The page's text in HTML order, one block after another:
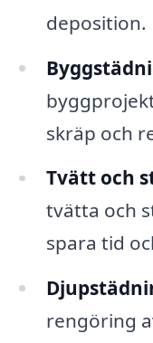
deposition.
skräp och
Tvätt och
tvätta och
spara tid
rengöring